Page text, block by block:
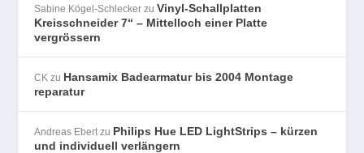
Sabine Kögel-Schlecker zuVinyl-Schallplatten
Kreisschneider 7“ – Mittelloch einer Platte
vergrössern
CK zu Hansamix Badearmatur bis 2004 Montage
reparatur
Andreas Ebert zu Philips Hue LED LightStrips – kürzen
und individuell verlängern